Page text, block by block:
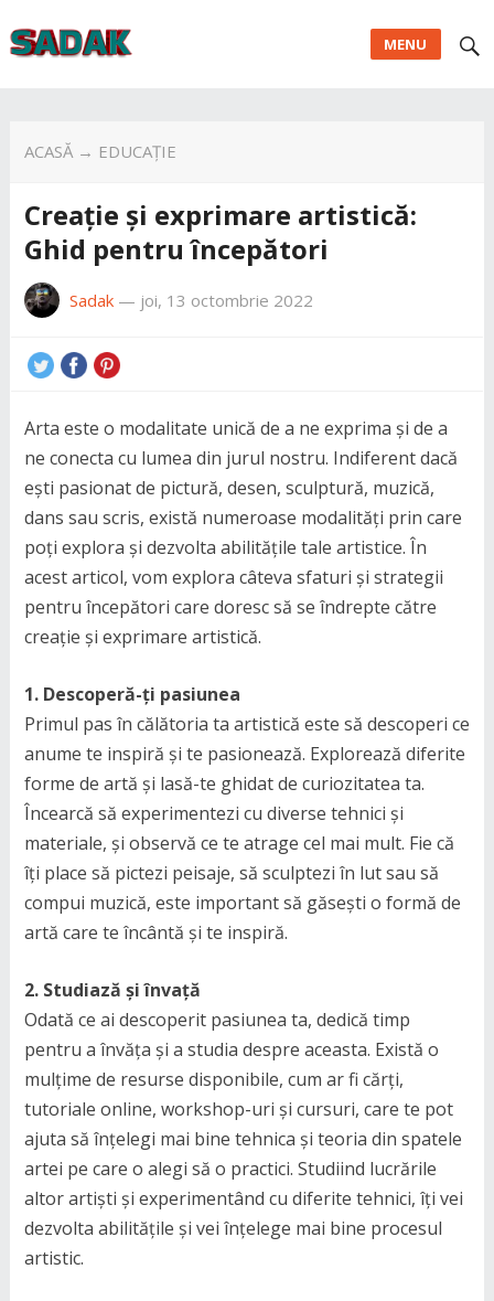
MENU
ACASĂ→ EDUCAȚIE
Creație și exprimare artistică:
Ghid pentru începători
Sadak— joi, 13 octombrie 2022
Arta este o modalitate unică de a ne exprima și de a
ne conecta cu lumea din jurul nostru. Indiferent dacă
ești pasionat de pictură, desen, sculptură, muzică,
dans sau scris, există numeroase modalități prin care
poți explora și dezvolta abilitățile tale artistice. În
acest articol, vom explora câteva sfaturi și strategii
pentru începători care doresc să se îndrepte către
creație și exprimare artistică.
1. Descoperă-ți pasiunea
Primul pas în călătoria ta artistică este să descoperi ce
anume te inspiră și te pasionează. Explorează diferite
forme de artă și lasă-te ghidat de curiozitatea ta.
Încearcă să experimentezi cu diverse tehnici și
materiale, și observă ce te atrage cel mai mult. Fie că
îți place să pictezi peisaje, să sculptezi în lut sau să
compui muzică, este important să găsești o formă de
artă care te încântă și te inspiră.
2. Studiază și învață
Odată ce ai descoperit pasiunea ta, dedică timp
pentru a învăța și a studia despre aceasta. Există o
mulțime de resurse disponibile, cum ar fi cărți,
tutoriale online, workshop-uri și cursuri, care te pot
ajuta să înțelegi mai bine tehnica și teoria din spatele
artei pe care o alegi să o practici. Studiind lucrările
altor artiști și experimentând cu diferite tehnici, îți vei
dezvolta abilitățile și vei înțelege mai bine procesul
artistic.